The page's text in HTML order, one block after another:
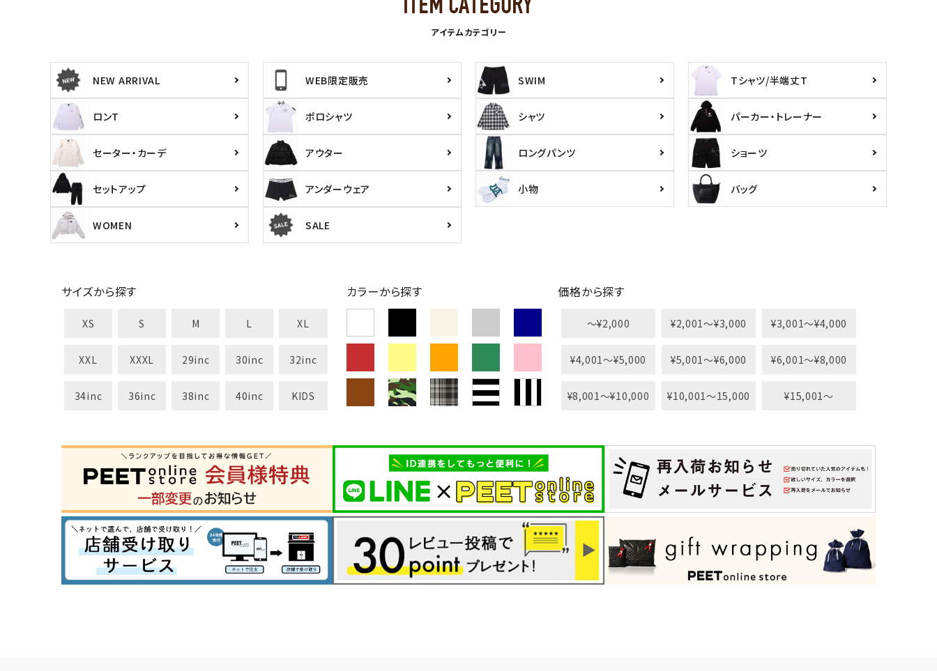
アイテムカテゴリー
NEW ARRIVAL WEB限定販売 SWIM Tシャツ/半端丈T
ロンT ポロシャツ シャツ パーカー・トレーナー
セーター・カーデ アウター ロングパンツ ショーツ
セットアップ アンダーウェア 小物 バッグ
WOMEN SALE
サイズから探す
XS S M L XL
XXL XXXL 29inc 30inc 32inc
34inc 36inc 38inc 40inc KIDS
カラーから探す 価格から探す
〜¥2,000 ¥2,001〜¥3,000 ¥3,001〜¥4,000
¥4,001〜¥5,000 ¥5,001〜¥6,000 ¥6,001〜¥8,000
¥8,001〜¥10,000 ¥10,001〜15,000 ¥15,001〜